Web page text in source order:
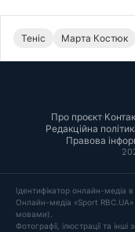
Теніс Марта Костюк
Про проєкт·
Редакційна
Правова
Ідентифікатор онлайн-медіа
Онлайн-медіа «Sport
мовами).
Фотографії, ілюстрації та